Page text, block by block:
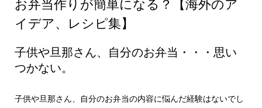
お弁当作りが簡単になる？【海外のア
イデア、レシピ集】
子供や旦那さん、自分のお弁当・・・思い
つかない。
子供や旦那さん、自分のお弁当の内容に悩んだ経験はないでし